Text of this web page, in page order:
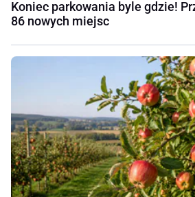
Koniec parkowania byle gdzie!
86 nowych miejsc